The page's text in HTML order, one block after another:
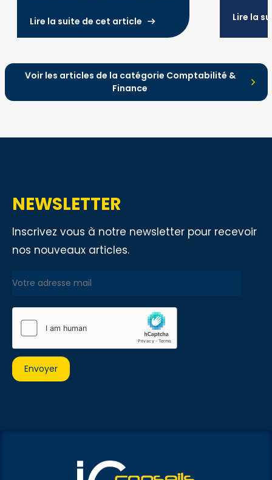
de la revente d'un bien. Découvrez les
conditions d'application, la méthode
de calcul, les principales règles fiscales
du 1er janvier 2027.
Lire la suite de cet article Lire la
Voir les articles de la catégorie Comptabilité &
Finance
NEWSLETTER
Inscrivez vous à notre newsletter pour recevoir
nos nouveaux articles.